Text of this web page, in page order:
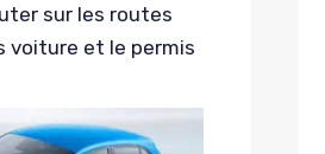
sur les routes
voiture et le permis